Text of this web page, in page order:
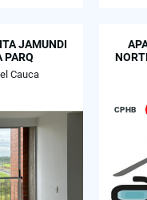
JAMUNDI
PARQ
Cauca
CPHB